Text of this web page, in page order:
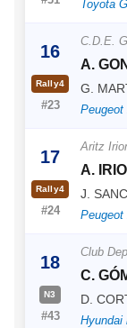
Toyota
16
Rally4
#23
C.D.E.
A.
G.
Peugeot
17
Rally4
#24
Aritz
A.
J.
Peugeot
18
N3
#43
Club
C.
D.
Hyundai